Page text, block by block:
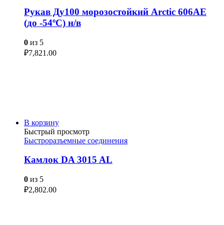
Рукав Ду100 морозостойкий Arctic 606AE
(до -54ºС) н/в
0 из 5
₽7,821.00
В корзину
Быстрый просмотр
Быстроразъемные соединения
Камлок DA 3015 AL
0 из 5
₽2,802.00